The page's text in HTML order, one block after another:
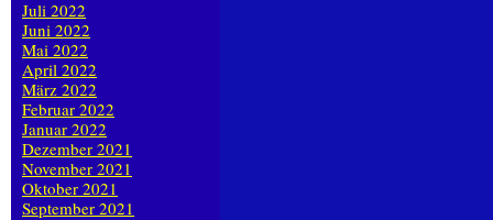
Juli 2022
Juni 2022
Mai 2022
April 2022
März 2022
Februar 2022
Januar 2022
Dezember 2021
November 2021
Oktober 2021
September 2021